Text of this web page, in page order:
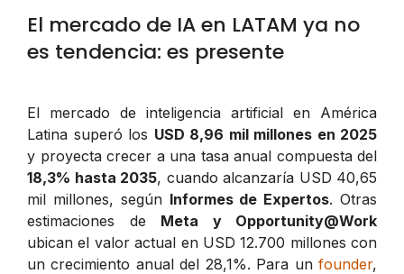
El mercado de IA en LATAM ya no
es tendencia: es presente
El mercado de inteligencia artificial en América
Latina superó los USD 8,96 mil millones en 2025
y proyecta crecer a una tasa anual compuesta del
18,3% hasta 2035, cuando alcanzaría USD 40,65
mil millones, según Informes de Expertos. Otras
estimaciones de Meta y Opportunity@Work
ubican el valor actual en USD 12.700 millones con
un crecimiento anual del 28,1%. Para un founder,